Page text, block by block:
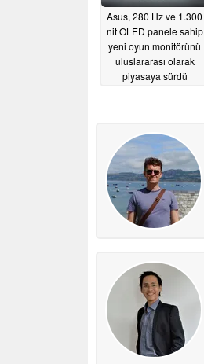
Asus, 280 Hz ve 1.300
nit OLED panele sahip
yeni oyun monitörünü
uluslararası olarak
piyasaya sürdü